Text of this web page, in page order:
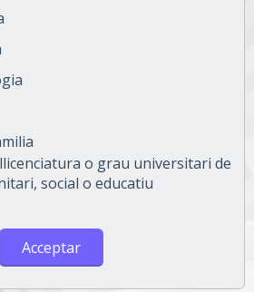
o grau universitari de
social o educatiu